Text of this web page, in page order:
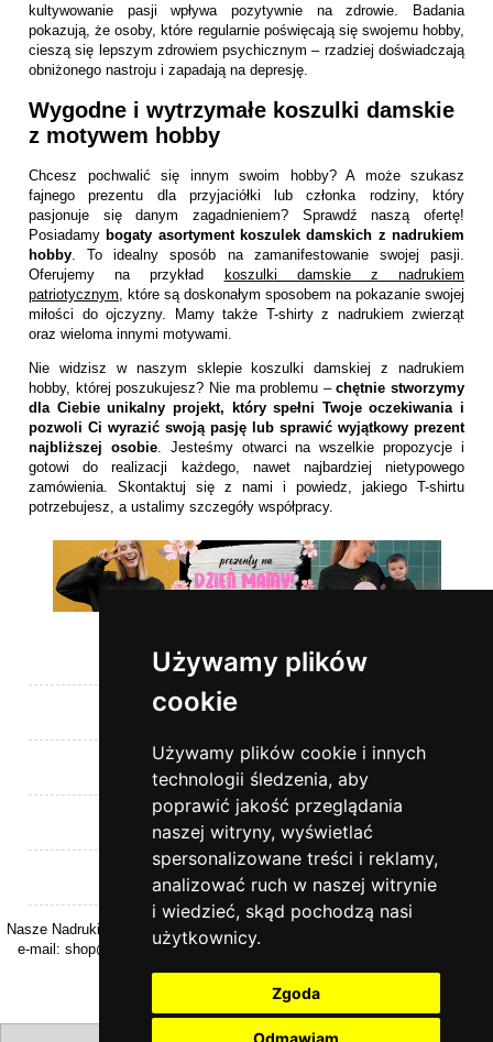
Używamy plików
cookie
Używamy plików cookie i innych
technologii śledzenia, aby
poprawić jakość przeglądania
naszej witryny, wyświetlać
spersonalizowane treści i reklamy,
analizować ruch w naszej witrynie
i wiedzieć, skąd pochodzą nasi
użytkownicy.
Zgoda
Odmawiam
kultywowanie pasji wpływa pozytywnie na zdrowie. Badania
pokazują, że osoby, które regularnie poświęcają się swojemu hobby,
cieszą się lepszym zdrowiem psychicznym – rzadziej doświadczają
obniżonego nastroju i zapadają na depresję.
Wygodne i wytrzymałe koszulki damskie
z motywem hobby
Chcesz pochwalić się innym swoim hobby? A może szukasz
fajnego prezentu dla przyjaciółki lub członka rodziny, który
pasjonuje się danym zagadnieniem? Sprawdź naszą ofertę!
Posiadamy bogaty asortyment koszulek damskich z nadrukiem
hobby . To idealny sposób na zamanifestowanie swojej pasji.
Oferujemy na przykład
koszulki damskie z nadrukiem
patriotycznym , które są doskonałym sposobem na pokazanie swojej
miłości do ojczyzny. Mamy także T-shirty z nadrukiem zwierząt
oraz wieloma innymi motywami.
Nie widzisz w naszym sklepie koszulki damskiej z nadrukiem
hobby, której poszukujesz? Nie ma problemu –chętnie stworzymy
dla Ciebie unikalny projekt, który spełni Twoje oczekiwania i
pozwoli Ci wyrazić swoją pasję lub sprawić wyjątkowy prezent
najbliższej osobie. Jesteśmy otwarci na wszelkie propozycje i
gotowi do realizacji każdego, nawet najbardziej nietypowego
zamówienia. Skontaktuj się z nami i powiedz, jakiego T-shirtu
potrzebujesz, a ustalimy szczegóły współpracy.
Pomoc
Moje konto
Płatności i dostawa
Informacje
O nas
Nasze Nadruki | ul. Kasztanowa 26 | 32-040 Rzeszotary | woj. Małopolskie |
e-mail: shop@naszenadruki.pl | tel.+48 690 531 231